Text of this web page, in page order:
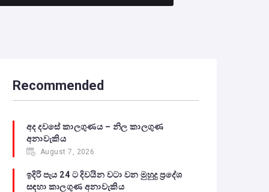
Recommended
අද දවසේ කාලගුණය – නිල කාලගුණ
අනාවැකිය
August 7, 2026
ඉදිරි පැය 24 ට දිවයින වටා වන මුහුදු ප්‍රදේශ
සඳහා කාලගුණ අනාවැකිය